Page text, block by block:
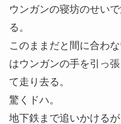
ウンガンの寝坊のせい
る。
このままだと間に合わ
はウンガンの手を引っ
て走り去る。
驚くドハ。
地下鉄まで追いかける